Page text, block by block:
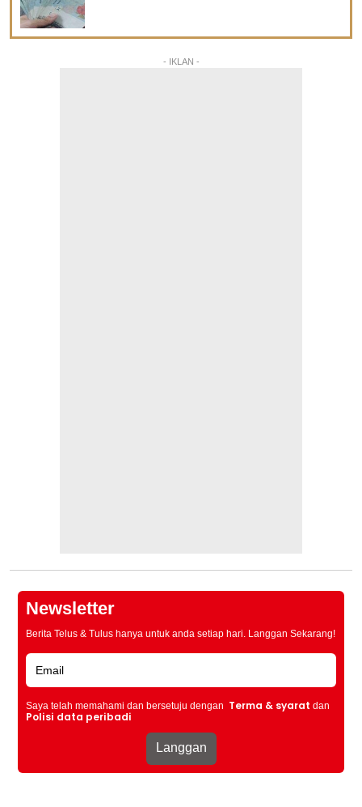
- IKLAN -
Newsletter
Berita Telus & Tulus hanya untuk anda setiap hari. Langgan Sekarang!
Saya telah memahami dan bersetuju dengan Terma & syarat dan
Polisi data peribadi